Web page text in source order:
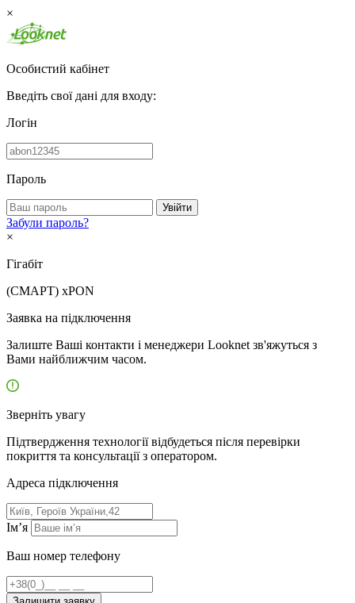
×
Особистий кабінет
Введіть свої дані для входу:
Логін
Пароль
Увійти
Забули пароль?
×
Гігабіт
(СМАРТ) xPON
Заявка на підключення
Залиште Ваші контакти і менеджери Looknet зв'яжуться з
Вами найближчим часом.
Зверніть увагу
Підтвердження технології відбудеться після перевірки
покриття та консультації з оператором.
Адресa підключення
Ім’я
Ваш номер телефону